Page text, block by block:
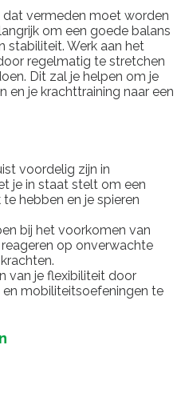
vermeden moet worden
om een goede balans
stabiliteit. Werk aan het
regelmatig te stretchen
Dit zal je helpen om je
je krachttraining naar een
voordelig zijn in
je in staat stelt om een
hebben en je spieren
bij het voorkomen van
op onverwachte
van je flexibiliteit door
mobiliteitsoefeningen te